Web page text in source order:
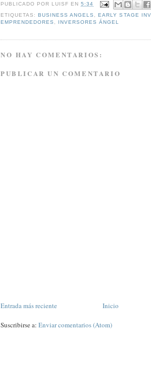
PUBLICADO POR LUISF EN5:34
ETIQUETAS:BUSINESS ANGELS ,EARLY STAGE
EMPRENDEDORES
INVERSORES ÁNGEL
NO HAY COMENTARIOS:
PUBLICAR UN COMENTARIO
Entrada más reciente Inicio
Suscribirse a: Enviar comentarios (Atom)